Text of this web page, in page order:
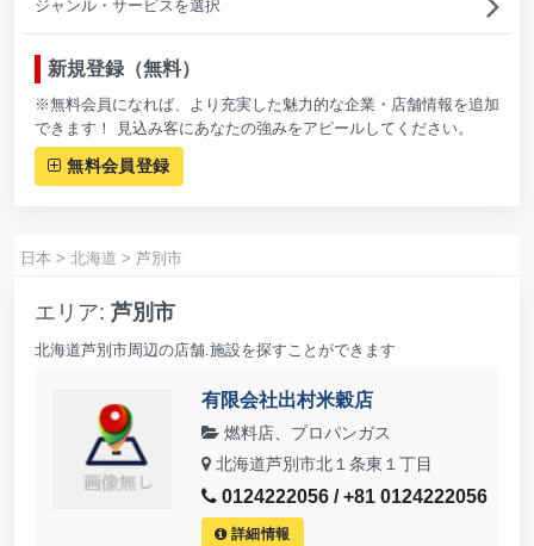
ジャンル・サービスを選択
新規登録（無料）
※無料会員になれば、より充実した魅力的な企業・店舗情報を追加
できます！ 見込み客にあなたの強みをアピールしてください。
無料会員登録
日本 > 北海道 > 芦別市
エリア: 芦別市
北海道芦別市周辺の店舗.施設を探すことができます
有限会社出村米穀店
燃料店、プロパンガス
北海道芦別市北１条東１丁目
0124222056 / +81 0124222056
詳細情報